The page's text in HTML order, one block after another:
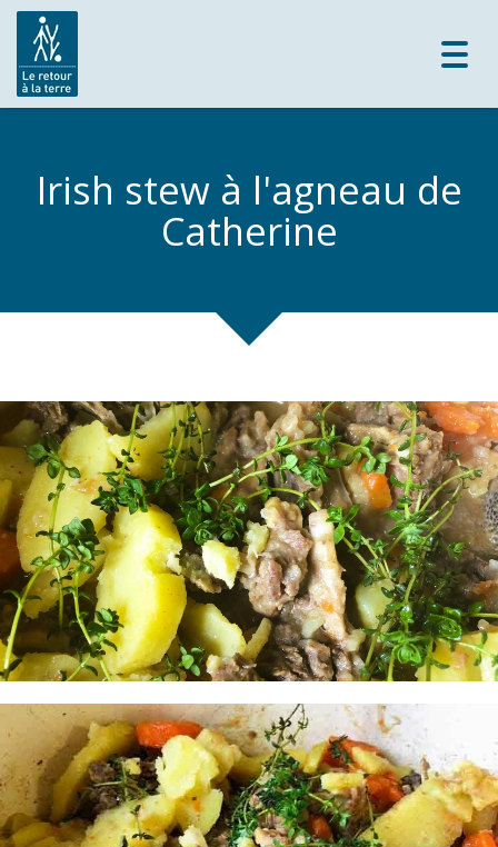
Irish stew à l'agneau de
Catherine